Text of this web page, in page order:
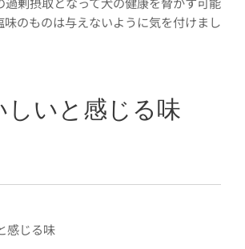
味のものは与えないように気を付けまし
しいと感じる味